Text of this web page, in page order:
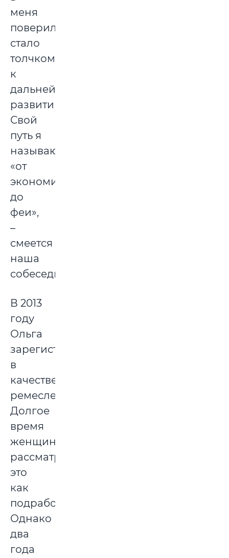
меня
поверили,
стало
толчком
к
дальнейшему
развитию.
Свой
путь я
называю
«от
экономиста
до
феи»,
–
смеется
наша
собеседница.
В 2013
году
Ольга
зарегистрировалась
в
качестве
ремесленницы.
Долгое
время
женщина
рассматривала
это
как
подработку.
Однако
два
года